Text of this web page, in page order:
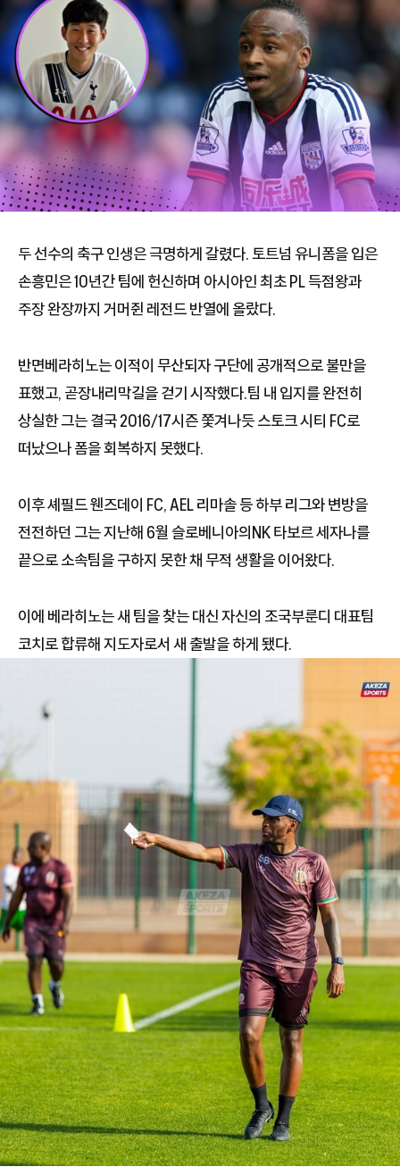
두 선수의 축구 인생은 극명하게 갈렸다. 토트넘 유니폼을 입은
손흥민은 10년간 팀에 헌신하며 아시아인 최초 PL 득점왕과
주장 완장까지 거머쥔 레전드 반열에 올랐다.
반면베라히노는 이적이 무산되자 구단에 공개적으로 불만을
표했고, 곧장내리막길을 걷기 시작했다.팀 내 입지를 완전히
상실한 그는 결국 2016/17시즌 쫓겨나듯 스토크 시티 FC로
떠났으나 폼을 회복하지 못했다.
이후 셰필드 웬즈데이 FC, AEL 리마솔 등 하부 리그와 변방을
전전하던 그는 지난해 6월 슬로베니아의NK 타보르 세자나를
끝으로 소속팀을 구하지 못한 채 무적 생활을 이어왔다.
이에 베라히노는 새 팀을 찾는 대신 자신의 조국부룬디 대표팀
코치로 합류해 지도자로서 새 출발을 하게 됐다.